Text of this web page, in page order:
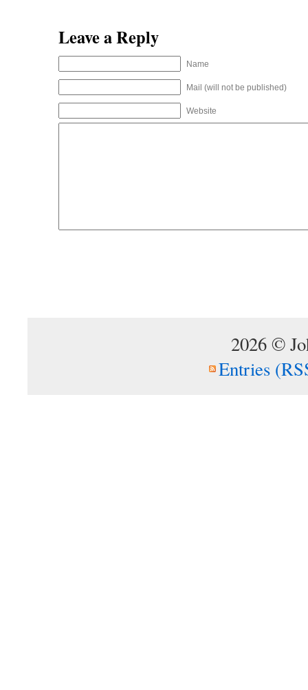
Leave a Reply
Name
Mail (will not be published)
Website
2026 ©
Entries